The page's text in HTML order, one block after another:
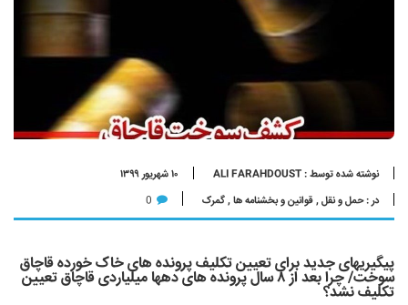
نوشته شده توسط : ALI FARAHDOUST
۱۰ شهریور ۱۳۹۹
در :حمل و نقل,قوانین و بخشنامه ها,گمرک 0
پیگیریهای جدید برای تعیین تکلیف پرونده های خاک خورده قاچاق
سوخت/ چرا بعد از ۸ سال پرونده های دهها میلیاردی قاچاق تعیین
تکلیف نشد؟